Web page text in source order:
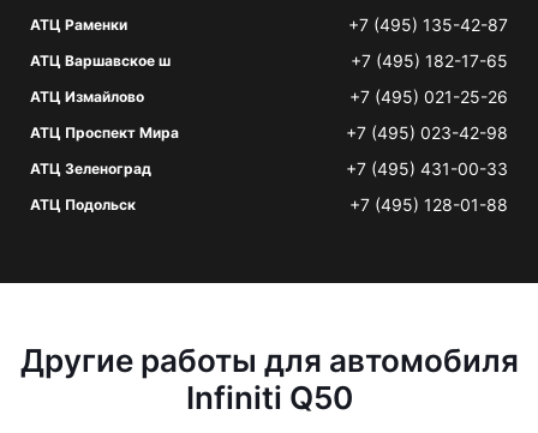
АТЦ Раменки +7 (495) 135-42-87
АТЦ Варшавское ш +7 (495) 182-17-65
АТЦ Измайлово +7 (495) 021-25-26
АТЦ Проспект Мира +7 (495) 023-42-98
АТЦ Зеленоград +7 (495) 431-00-33
АТЦ Подольск +7 (495) 128-01-88
Другие работы для автомобиля
Infiniti Q50